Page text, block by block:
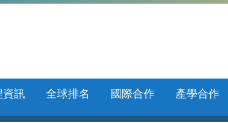
資訊 全球排名 國際合作 產學合作